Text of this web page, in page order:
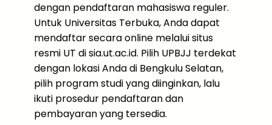
dengan pendaftaran mahasiswa reguler.
Untuk Universitas Terbuka, Anda dapat
mendaftar secara online melalui situs
resmi UT di sia.ut.ac.id. Pilih UPBJJ terdekat
dengan lokasi Anda di Bengkulu Selatan,
pilih program studi yang diinginkan, lalu
ikuti prosedur pendaftaran dan
pembayaran yang tersedia.